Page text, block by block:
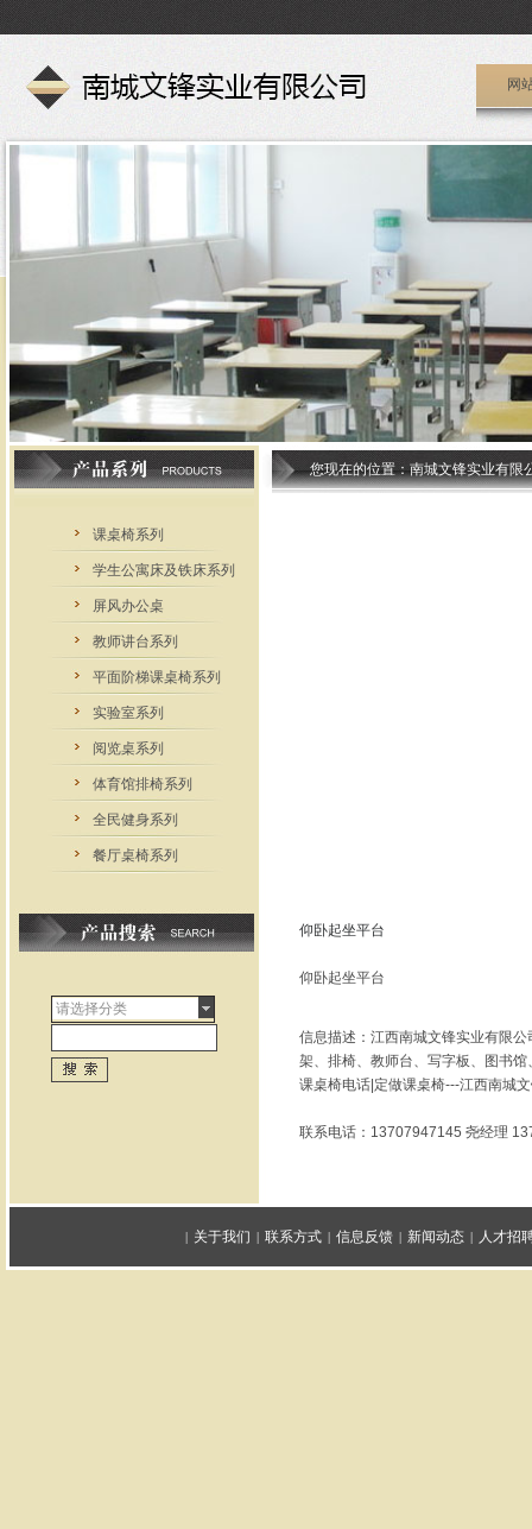
网
课桌椅系列
学生公寓床及铁床系列
屏风办公桌
教师讲台系列
平面阶梯课桌椅系列
实验室系列
阅览桌系列
体育馆排椅系列
全民健身系列
餐厅桌椅系列
请选择分类
您现在的位置：南城文锋实业有限
仰卧起坐平台
仰卧起坐平台
信息描述：江西南城文锋实业有限
架、排椅、教师台、写字板、图书
课桌椅电话|定做课桌椅---江西南城
联系电话：13707947145 尧经理
| 关于我们 | 联系方式 | 信息反馈 | 新闻动态 | 人才招